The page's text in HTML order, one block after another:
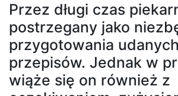
Przez długi czas
postrzegany jako
przygotowania udanych
przepisów. Jednak w
wiąże się on również z